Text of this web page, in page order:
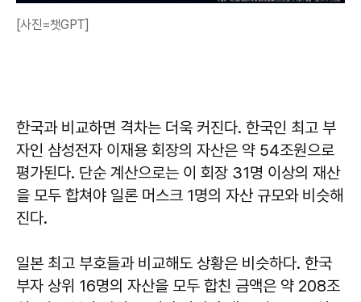
[사진=챗GPT]
한국과 비교하면 격차는 더욱 커진다. 한국인 최고 부
자인 삼성전자 이재용 회장의 자산은 약 54조원으로
평가된다. 단순 계산으로는 이 회장 31명 이상의 재산
을 모두 합쳐야 일론 머스크 1명의 자산 규모와 비슷해
진다.
일본 최고 부호들과 비교해도 상황은 비슷하다. 한국
부자 상위 16명의 자산을 모두 합친 금액은 약 208조